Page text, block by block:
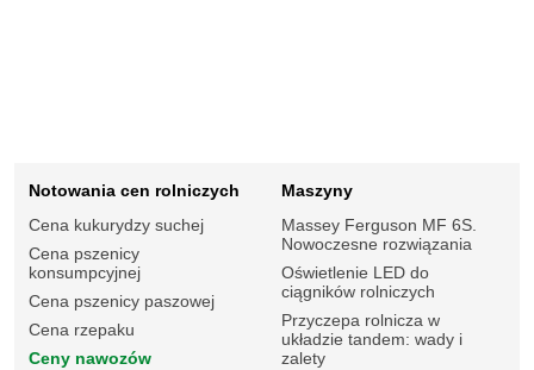
Notowania cen rolniczych
Cena kukurydzy suchej
Cena pszenicy
konsumpcyjnej
Cena pszenicy paszowej
Cena rzepaku
Ceny nawozów
Maszyny
Massey Ferguson MF 6S.
Nowoczesne rozwiązania
Oświetlenie LED do
ciągników rolniczych
Przyczepa rolnicza w
układzie tandem: wady i
zalety